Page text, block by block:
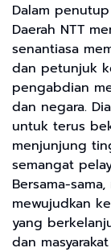
Dalam
Daerah NTT
senantiasa
dan petunjuk
pengabdian
dan negara.
untuk terus
menjunjung
semangat
Bersama-
mewujudkan
yang
dan